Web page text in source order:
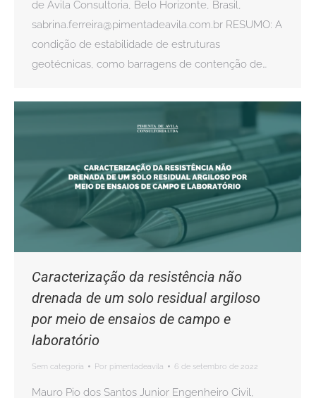
de Ávila Consultoria, Belo Horizonte, Brasil,
sabrina.ferreira@pimentadeavila.com.br RESUMO: A
condição de estabilidade de estruturas
geotécnicas, como barragens de contenção de…
Caracterização da resistência não
drenada de um solo residual argiloso
por meio de ensaios de campo e
laboratório
Sem categoria Por pimentadeavila 6 de setembro de 2022
Mauro Pio dos Santos Junior Engenheiro Civil,